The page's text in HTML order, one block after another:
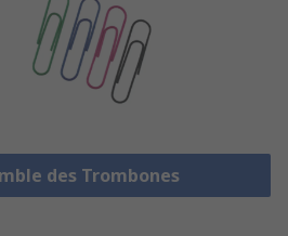
des Trombones